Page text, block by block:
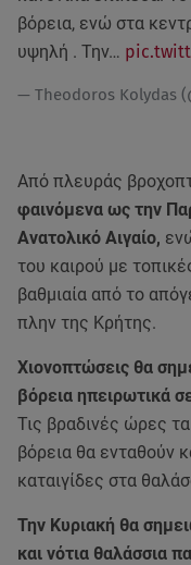
βόρεια, ενώ στα
υψηλή . Την…
— Theodoros Kolydas
Από πλευράς
φαινόμενα ως την
Ανατολικό Αιγαίο,
του καιρού με
βαθμιαία από το
πλην της Κρήτης.
Χιονοπτώσεις θα
βόρεια ηπειρωτικά
Τις βραδινές ώρες
βόρεια θα ενταθούν
καταιγίδες στα
Την Κυριακή θα
και νότια θαλάσσια